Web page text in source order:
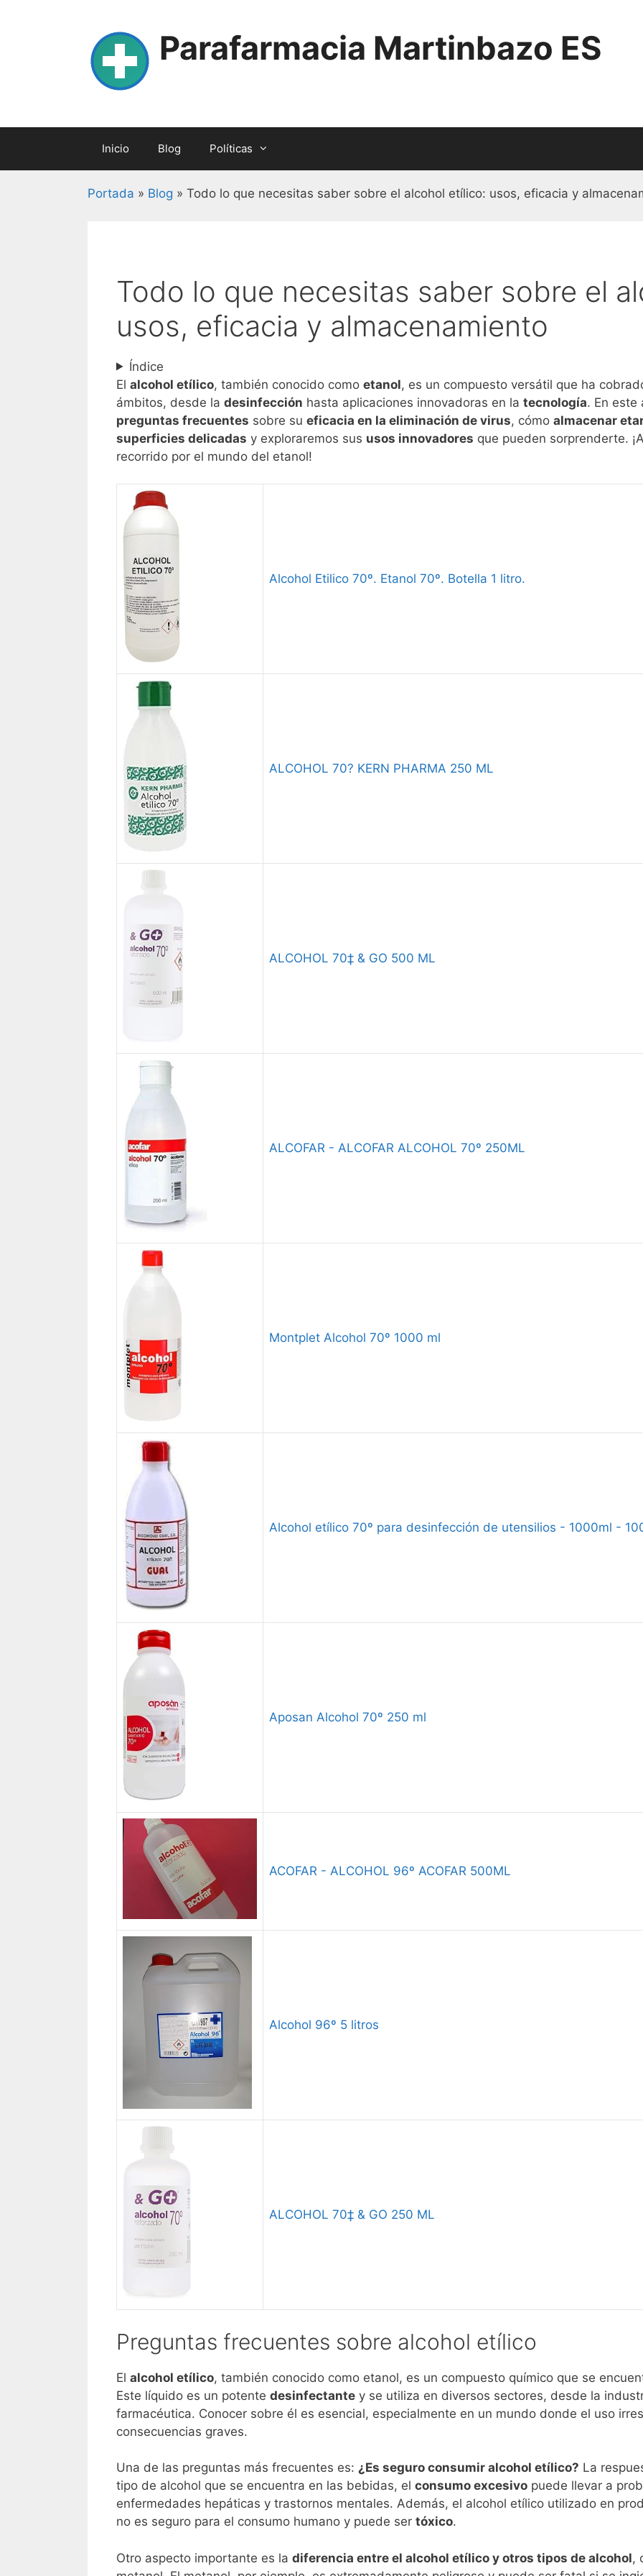
Parafarmacia Martinbazo ES
Inicio Blog Políticas
Portada » Blog » Todo lo que necesitas saber sobre el alcohol etílico: usos, eficacia y
Todo lo que necesitas saber sobre el
usos, eficacia y almacenamiento
Índice
El alcohol etílico, también conocido como etanol, es un compuesto versátil que ha
ámbitos, desde la desinfección hasta aplicaciones innovadoras en la tecnología. En este
preguntas frecuentes sobre su eficacia en la eliminación de virus, cómo almacenar
superficies delicadas y exploraremos sus usos innovadores que pueden sorprenderte.
recorrido por el mundo del etanol!
Alcohol Etilico 70º. Etanol 70º. Botella 1 litro.
ALCOHOL 70? KERN PHARMA 250 ML
ALCOHOL 70‡ & GO 500 ML
ALCOFAR - ALCOFAR ALCOHOL 70º 250ML
Montplet Alcohol 70º 1000 ml
Alcohol etílico 70º para desinfección de utensilios - 1000ml -
Aposan Alcohol 70º 250 ml
ACOFAR - ALCOHOL 96º ACOFAR 500ML
Alcohol 96º 5 litros
ALCOHOL 70‡ & GO 250 ML
Preguntas frecuentes sobre alcohol etílico
El alcohol etílico, también conocido como etanol, es un compuesto químico que se
Este líquido es un potente desinfectante y se utiliza en diversos sectores, desde la
farmacéutica. Conocer sobre él es esencial, especialmente en un mundo donde el uso
consecuencias graves.
Una de las preguntas más frecuentes es: ¿Es seguro consumir alcohol etílico? La
tipo de alcohol que se encuentra en las bebidas, el consumo excesivo puede llevar a
enfermedades hepáticas y trastornos mentales. Además, el alcohol etílico utilizado en
no es seguro para el consumo humano y puede ser tóxico.
Otro aspecto importante es la diferencia entre el alcohol etílico y otros tipos de alcohol,